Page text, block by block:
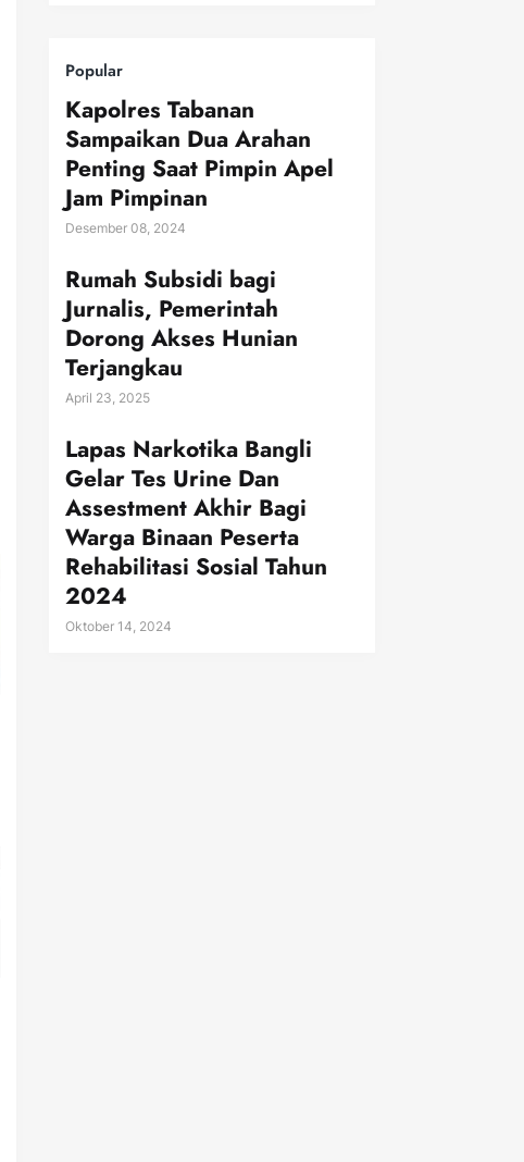
Popular
Kapolres Tabanan
Sampaikan Dua Arahan
Penting Saat Pimpin Apel
Jam Pimpinan
Desember 08, 2024
Rumah Subsidi bagi
Jurnalis, Pemerintah
Dorong Akses Hunian
Terjangkau
April 23, 2025
Lapas Narkotika Bangli
Gelar Tes Urine Dan
Assestment Akhir Bagi
Warga Binaan Peserta
Rehabilitasi Sosial Tahun
2024
Oktober 14, 2024